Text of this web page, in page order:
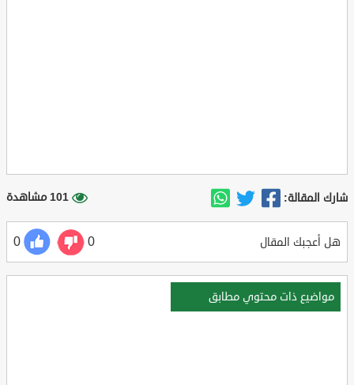
شارك المقالة: 101 مشاهدة
هل أعجبك المقال 0
0
مواضيع ذات محتوي مطابق